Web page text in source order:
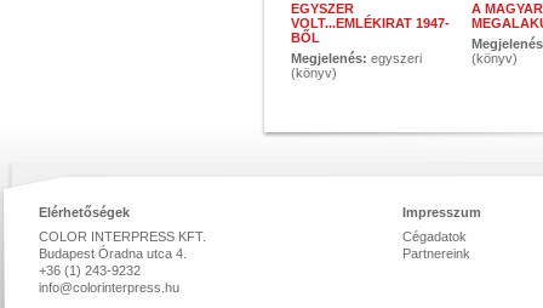
EGYSZER
VOLT...EMLÉKIRAT 1947-
BŐL
Megjelenés: egyszeri
(könyv)
A
(könyv)
Elérhetőségek
COLOR INTERPRESS KFT.
Budapest Óradna utca 4.
+36 (1) 243-9232
info@colorinterpress.hu
Impresszum
Cégadatok
Partnereink